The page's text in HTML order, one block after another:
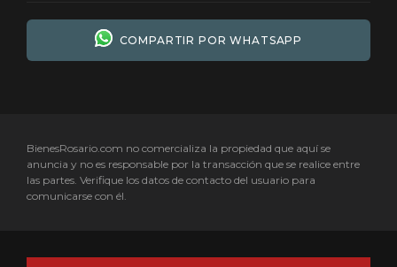
COMPARTIR POR WHATSAPP
BienesRosario.com no comercializa la propiedad que aquí se
anuncia y no es responsable por la transacción que se realice entre
las partes. Verifique los datos de contacto del usuario para
comunicarse con él.